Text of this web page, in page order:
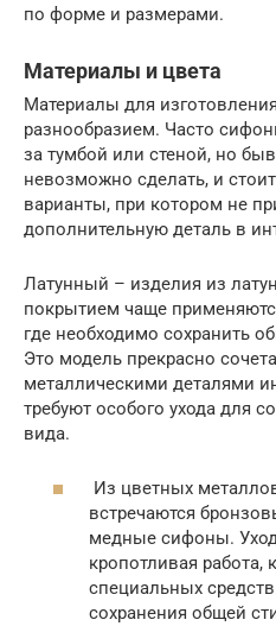
по форме и размерами.
Материалы и цвета
Материалы для
разнообразием. Часто
за тумбой или стеной, но
невозможно сделать, и
варианты, при котором не
дополнительную деталь в
Латунный – изделия из
покрытием чаще
где необходимо сохранить
Это модель прекрасно
металлическими деталями
требуют особого ухода для
вида.
Из цветных
встречаются
медные сифоны.
кропотливая работа,
специальных
сохранения общей